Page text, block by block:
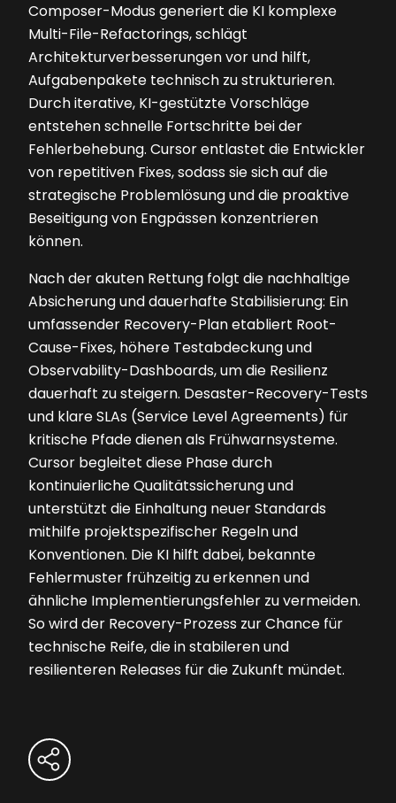
Composer-Modus generiert die KI komplexe
Multi-File-Refactorings, schlägt
Architekturverbesserungen vor und hilft,
Aufgabenpakete technisch zu strukturieren.
Durch iterative, KI-gestützte Vorschläge
entstehen schnelle Fortschritte bei der
Fehlerbehebung. Cursor entlastet die Entwickler
von repetitiven Fixes, sodass sie sich auf die
strategische Problemlösung und die proaktive
Beseitigung von Engpässen konzentrieren
können.
Nach der akuten Rettung folgt die nachhaltige
Absicherung und dauerhafte Stabilisierung: Ein
umfassender Recovery-Plan etabliert Root-
Cause-Fixes, höhere Testabdeckung und
Observability-Dashboards, um die Resilienz
dauerhaft zu steigern. Desaster-Recovery-Tests
und klare SLAs (Service Level Agreements) für
kritische Pfade dienen als Frühwarnsysteme.
Cursor begleitet diese Phase durch
kontinuierliche Qualitätssicherung und
unterstützt die Einhaltung neuer Standards
mithilfe projektspezifischer Regeln und
Konventionen. Die KI hilft dabei, bekannte
Fehlermuster frühzeitig zu erkennen und
ähnliche Implementierungsfehler zu vermeiden.
So wird der Recovery-Prozess zur Chance für
technische Reife, die in stabileren und
resilienteren Releases für die Zukunft mündet.